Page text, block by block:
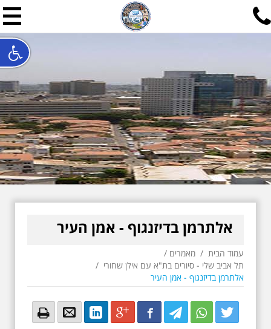
תיור ישראלי בעריכת אילן
האתר המרכזי להיסטוריה של תל אביב ותולדות ארץ ישראל -
חייגו עכשיו:052-7747748
שלחו פנייה:ilan@mytelaviv.co.il
English עברית צור קשר
אלתרמן בדיזנגוף - אמן העיר
עמוד הבית / מאמרים /
תל אביב שלי - סיורים בת"א עם אילן שחורי /
אלתרמן בדיזנגוף - אמן העיר
Twitter
Twitter
Twitter
Facebook
Google+
LinkedIn
Email
Email